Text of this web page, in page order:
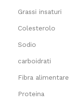
Grassi insaturi
Colesterolo
Sodio
carboidrati
Fibra alimentare
Proteina